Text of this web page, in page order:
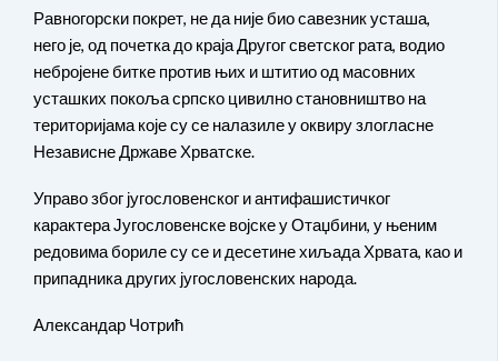
Равногорски покрет, не да није био савезник усташа,
него је, од почетка до краја Другог светског рата, водио
небројене битке против њих и штитио од масовних
усташких покоља српско цивилно становништво на
територијама које су се налазиле у оквиру злогласне
Независне Државе Хрватске.
Управо због југословенског и антифашистичког
карактера Југословенске војске у Отаџбини, у њеним
редовима бориле су се и десетине хиљада Хрвата, као и
припадника других југословенских народа.
Александар Чотрић